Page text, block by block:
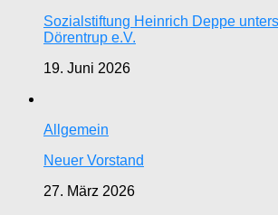
Sozialstiftung Heinrich Deppe
Dörentrup e.V.
19. Juni 2026
Allgemein
Neuer Vorstand
27. März 2026